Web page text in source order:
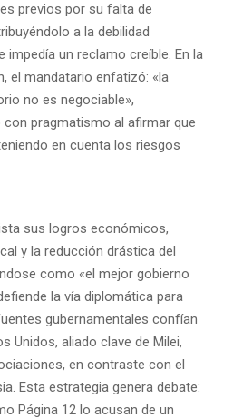
previos por su falta de
a la debilidad
impedía un reclamo creíble. En la
el mandatario enfatizó: «la
no es negociable»,
pragmatismo al afirmar que
en cuenta los riesgos
sus logros económicos,
y la reducción drástica del
como «el mejor gobierno
la vía diplomática para
gubernamentales confían
Unidos, aliado clave de Milei,
en contraste con el
Esta estrategia genera debate:
Página 12 lo acusan de un